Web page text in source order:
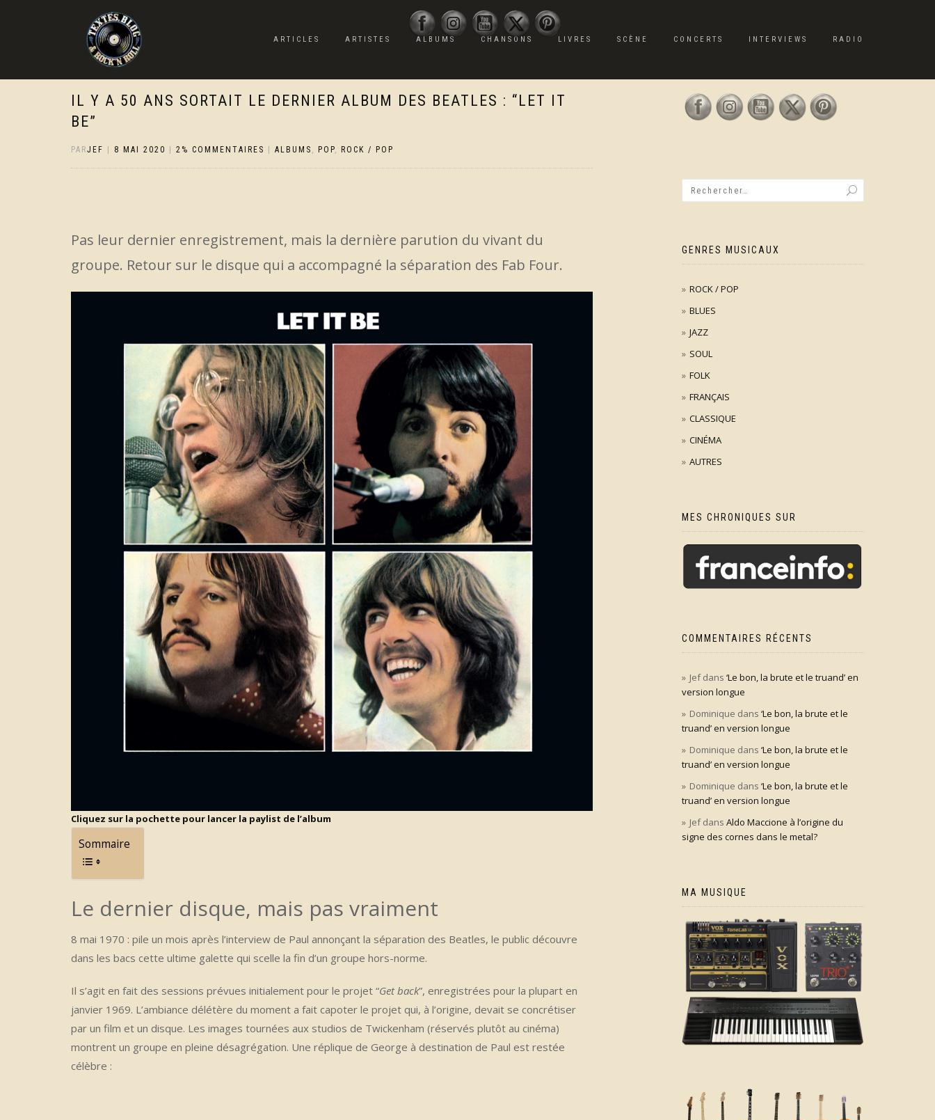
ARTICLES ARTISTES ALBUMS CHANSONS LIVRES SCÈNE CONCERTS INTERVIEWS RADIO
IL Y A 50 ANS SORTAIT LE DERNIER ALBUM DES BEATLES : “LET IT
BE”
PARJEF 8 MAI 2020 2% COMMENTAIRES ALBUMS , POP, ROCK / POP
Pas leur dernier enregistrement, mais la dernière parution du vivant du
groupe. Retour sur le disque qui a accompagné la séparation des Fab Four.
Cliquez sur la pochette pour lancer la paylist de l’album
Sommaire
Le dernier disque, mais pas vraiment
8 mai 1970 : pile un mois après l’interview de Paul annonçant la séparation des Beatles, le public découvre
dans les bacs cette ultime galette qui scelle la fin d’un groupe hors-norme.
Il s’agit en fait des sessions prévues initialement pour le projet “Get back”, enregistrées pour la plupart en
janvier 1969. L’ambiance délétère du moment a fait capoter le projet qui, à l’origine, devait se concrétiser
par un film et un disque. Les images tournées aux studios de Twickenham (réservés plutôt au cinéma)
montrent un groupe en pleine désagrégation. Une réplique de George à destination de Paul est restée
célèbre :
GENRES MUSICAUX
ROCK / POP
BLUES
JAZZ
SOUL
FOLK
FRANÇAIS
CLASSIQUE
CINÉMA
AUTRES
MES CHRONIQUES SUR
COMMENTAIRES RÉCENTS
Jefdans ‘Le bon, la brute et le truand’ en
version longue
Dominique dans ‘Le bon, la brute et le
truand’ en version longue
Dominique dans ‘Le bon, la brute et le
truand’ en version longue
Dominique dans ‘Le bon, la brute et le
truand’ en version longue
Jefdans Aldo Maccione à l’origine du
signe des cornes dans le metal?
MA MUSIQUE